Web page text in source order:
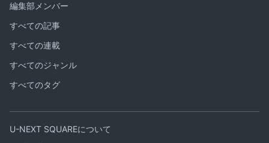
編集部メンバー
すべての記事
すべての連載
すべてのジャンル
すべてのタグ
U-NEXT SQUAREについて